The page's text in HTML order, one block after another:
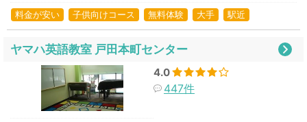
料金が安い 子供向けコース 無料体験 大手 駅近
ヤマハ英語教室 戸田本町センター
4.0
447件